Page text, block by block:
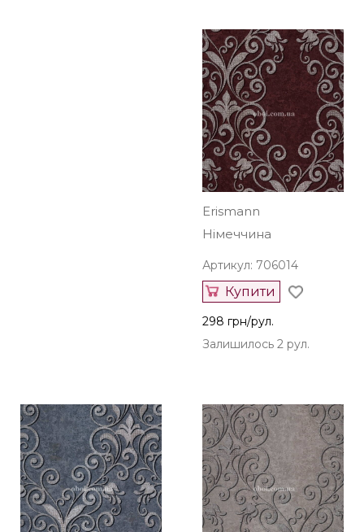
Erismann
Німеччина
Артикул: 706014
Купити
298 грн/рул.
Залишилось 2 рул.